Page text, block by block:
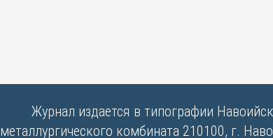
Журнал издается в типографии
металлургического комбината 210100, г.